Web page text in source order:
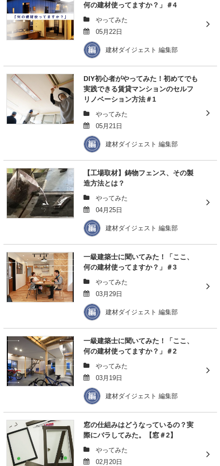
何の建材使ってますか？」＃4
やってみた
05月22日
建材ダイジェスト 編集部
DIY初心者がやってみた！初めてでも
実践できる賃貸マンションのセルフ
リノベーション方法＃1
やってみた
05月21日
建材ダイジェスト 編集部
【工場取材】鋳物フェンス、その製
造方法とは？
やってみた
04月25日
建材ダイジェスト 編集部
一級建築士に聞いてみた！「ここ、
何の建材使ってますか？」＃3
やってみた
03月29日
建材ダイジェスト 編集部
一級建築士に聞いてみた！「ここ、
何の建材使ってますか？」＃2
やってみた
03月19日
建材ダイジェスト 編集部
窓の仕組みはどうなっているの？実
際にバラしてみた。【窓＃2】
やってみた
02月20日